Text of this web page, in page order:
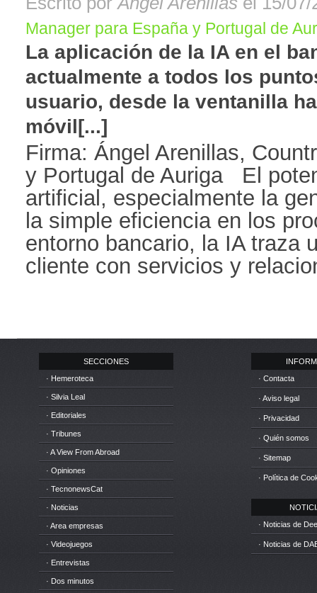
Manager para España y Portugal de
La aplicación de la IA en el
actualmente a todos los
usuario, desde la ventanilla
móvil[...]
Firma: Ángel Arenillas,
y Portugal de Auriga El
artificial, especialmente la
la simple eficiencia en los
entorno bancario, la IA traza
cliente con servicios y
SECCIONES
· Hemeroteca
· Silvia Leal
· Editoriales
· Tribunes
· A View From Abroad
· Opiniones
· TecnonewsCat
· Noticias
· Area empresas
· Videojuegos
· Entrevistas
· Dos minutos
· Contacta
· Aviso legal
· Privacidad
· Quién somos
· Sitemap
· Política de
· Noticias de
· Noticias de